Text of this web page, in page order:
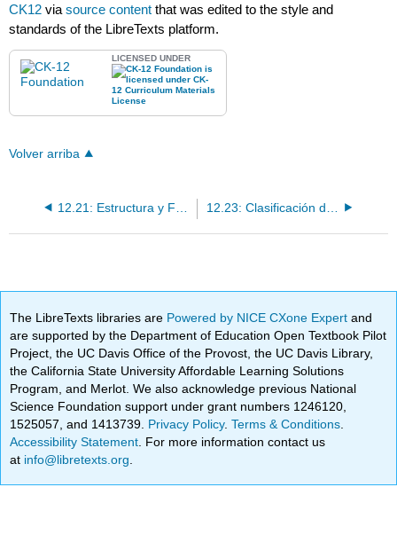
CK12 viasource content that was edited to the style and
standards of the LibreTexts platform.
LICENSED UNDER
Volver arriba
The LibreTexts libraries are Powered by NICE CXone Expertand
are supported by the Department of Education Open Textbook Pilot
Project, the UC Davis Office of the Provost, the UC Davis Library,
the California State University Affordable Learning Solutions
Program, and Merlot. We also acknowledge previous National
Science Foundation support under grant numbers 1246120,
1525057, and 1413739. Privacy Policy.Terms & Conditions
Accessibility Statement . For more information contact us
at info@libretexts.org